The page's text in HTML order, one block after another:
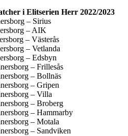
i Elitserien Herr 2022/2023
– Sirius
– AIK
– Västerås
– Vetlanda
– Edsbyn
– Frillesås
– Bollnäs
– Gripen
– Villa
– Broberg
– Hammarby
– Motala
– Sandviken